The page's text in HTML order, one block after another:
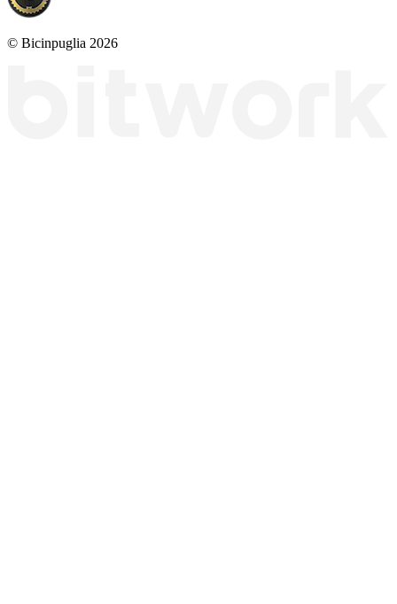
© Bicinpuglia 2026